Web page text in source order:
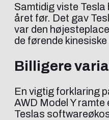
Samtidig viste
året før. Det gav
var den
de førende
Billigere
En vigtig forklaring
AWD Model Y
Teslas